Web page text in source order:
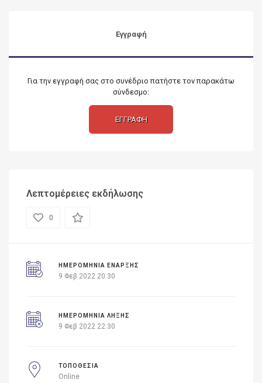
Εγγραφή
Για την εγγραφή σας στο συνέδριο πατήστε τον παρακάτω
σύνδεσμο:
ΕΓΓΡΑΦΗ
Λεπτομέρειες εκδήλωσης
0
ΗΜΕΡΟΜΗΝΊΑ ΈΝΑΡΞΗΣ
9 Φεβ 2022 20:30
ΗΜΕΡΟΜΗΝΙΑ ΛΗΞΗΣ
9 Φεβ 2022 22:30
ΤΟΠΟΘΕΣΙΑ
Online